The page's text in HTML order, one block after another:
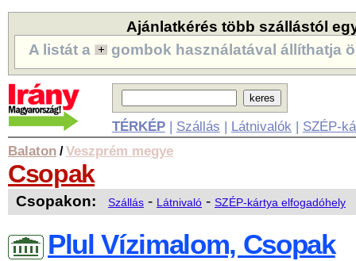
Ajánlatkérés több szállástól
A listát a
gombok használatával állíthatja
TÉRKÉP| Szállás | Látnivalók | SZÉP-
Balaton /Veszprém megye
Csopak
Csopakon: Szállás - Látnivaló - SZÉP-kártya elfogadóhely
Plul Vízimalom, Csopak